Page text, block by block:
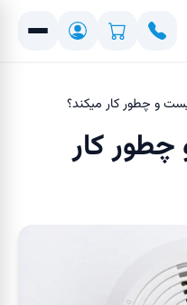
و چطور کار میکند؟
کار